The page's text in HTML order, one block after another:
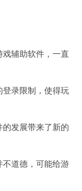
辅助软件，一直
录限制，使得玩
发展带来了新的
道德，可能给游